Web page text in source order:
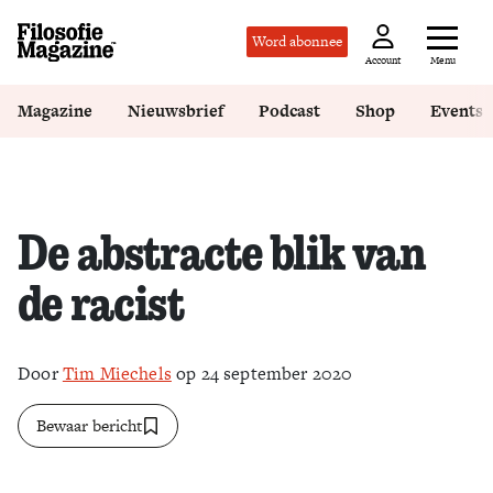
Word abonnee
Account Menu
Magazine Nieuwsbrief Podcast Shop Events
De abstracte blik van
de racist
DoorTim Miechels op 24 september 2020
Bewaar bericht